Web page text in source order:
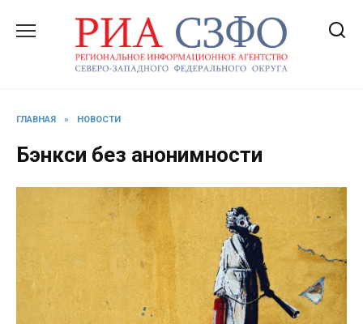
содержанию
ГЛАВНАЯ » НОВОСТИ
Бэнкси без анонимности